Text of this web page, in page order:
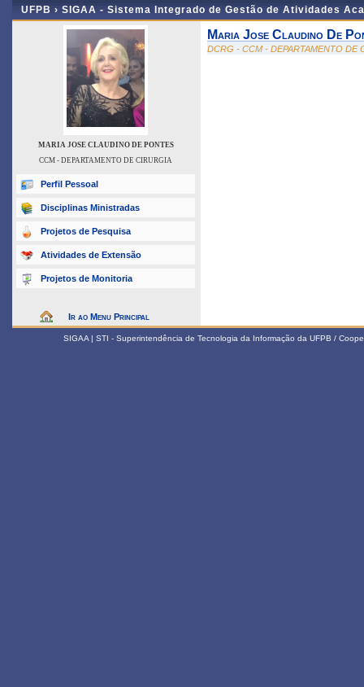
UFPB › SIGAA - Sistema Integrado de Gestão de Atividades
MARIA JOSE CLAUDINO DE PONTES
CCM - DEPARTAMENTO DE CIRURGIA
Perfil Pessoal
Disciplinas Ministradas
Projetos de Pesquisa
Atividades de Extensão
Projetos de Monitoria
Ir ao Menu Principal
Maria Jose Claudino De
DCRG - CCM - DEPARTAMENTO DE
SIGAA | STI - Superintendência de Tecnologia da Informação da UFPB /